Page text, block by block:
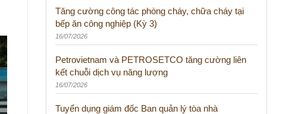
Tăng cường công tác phòng cháy, chữa cháy tại
bếp ăn công nghiệp (Kỳ 3)
16/07/2026
Petrovietnam và PETROSETCO tăng cường liên
kết chuỗi dịch vụ năng lượng
16/07/2026
Tuyển dụng giám đốc Ban quản lý tòa nhà